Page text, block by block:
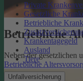
Private
Gesetzliche
Betriebliche
Krankentagegeld
Ausland
Tiere
Unfallversicherung
Betriebliche
Neben der gesetzlichen
Betriebliche